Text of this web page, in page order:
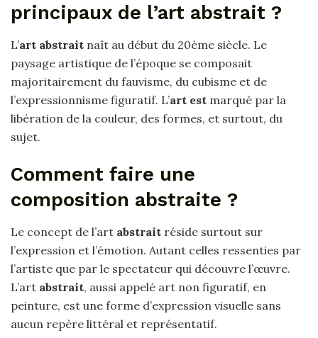
principaux de l’art abstrait ?
L’art abstrait naît au début du 20ème siècle. Le
paysage artistique de l’époque se composait
majoritairement du fauvisme, du cubisme et de
l’expressionnisme figuratif. L’art est marqué par la
libération de la couleur, des formes, et surtout, du
sujet.
Comment faire une
composition abstraite ?
Le concept de l’art abstrait réside surtout sur
l’expression et l’émotion. Autant celles ressenties par
l’artiste que par le spectateur qui découvre l’œuvre.
L’art abstrait, aussi appelé art non figuratif, en
peinture, est une forme d’expression visuelle sans
aucun repère littéral et représentatif.